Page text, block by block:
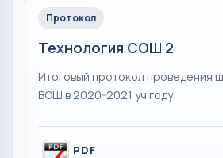
Протокол
Технология СОШ 2
Итоговый протокол проведения
ВОШ в 2020-2021 уч.году
PDF